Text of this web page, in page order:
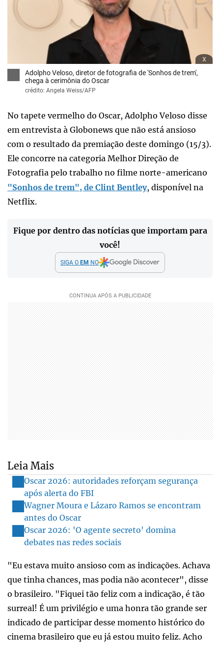
x
Adolpho Veloso, diretor de fotografia de 'Sonhos de trem',
chega à cerimônia do Oscar
crédito: Angela Weiss/AFP
No tapete vermelho do Oscar, Adolpho Veloso disse
em entrevista à Globonews que não está ansioso
com o resultado da premiação deste domingo (15/3).
Ele concorre na categoria Melhor Direção de
Fotografia pelo trabalho no filme norte-americano
"Sonhos de trem", de Clint Bentley, disponível na
Netflix.
Fique por dentro das notícias que importam para
você!
SIGA O EM NO
Leia Mais
Oscar 2026: autoridades reforçam segurança
após alerta do FBI
Wagner Moura e Lázaro Ramos se encontram
antes do Oscar
Oscar 2026: 'O agente secreto' domina
debates nas redes sociais
"Eu estava muito ansioso com as indicações. Achava
que tinha chances, mas podia não acontecer", disse
o brasileiro. "Fiquei tão feliz com a indicação, é tão
surreal! É um privilégio e uma honra tão grande ser
indicado de participar desse momento histórico do
cinema brasileiro que eu já estou muito feliz. Acho